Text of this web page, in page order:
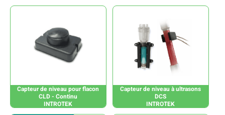
Capteur de niveau pour flacon
CLD - Continu
INTROTEK
Capteur de niveau à ultrasons
DCS
INTROTEK